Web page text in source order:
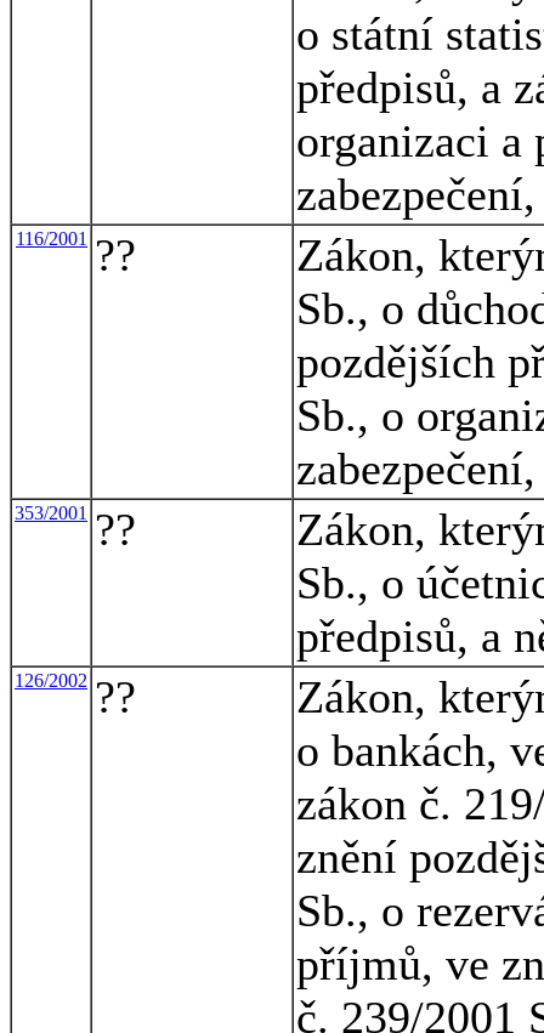
o státní
předpisů, a
organizaci a
116/2001 ??
Zákon,
Sb., o
pozdějších
Sb., o
353/2001 ??
Zákon,
Sb., o
předpisů, a
126/2002 ??
Zákon,
o bankách,
zákon č.
znění
Sb., o
příjmů, ve
č. 239/2001